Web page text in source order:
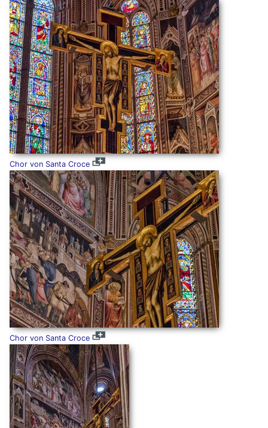
Chor von Santa Croce
Chor von Santa Croce